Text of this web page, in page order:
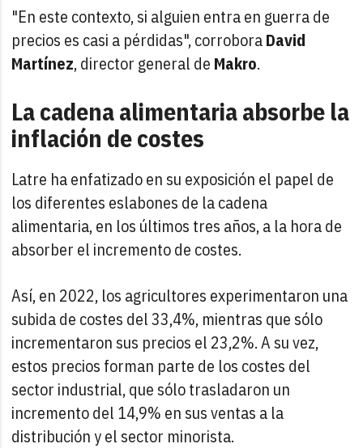
"En este contexto, si alguien entra en guerra de
precios es casi a pérdidas", corroboraDavid
Martínez, director general de Makro.
La cadena alimentaria absorbe la
inflación de costes
Latre ha enfatizado en su exposición el papel de
los diferentes eslabones de la cadena
alimentaria, en los últimos tres años, a la hora de
absorber el incremento de costes.
Así, en 2022, los agricultores experimentaron una
subida de costes del 33,4%, mientras que sólo
incrementaron sus precios el 23,2%. A su vez,
estos precios forman parte de los costes del
sector industrial, que sólo trasladaron un
incremento del 14,9% en sus ventas a la
distribución y el sector minorista.